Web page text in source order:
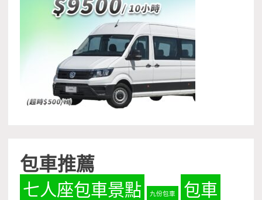
包車推薦
七人座包車景點 九份包車 包車